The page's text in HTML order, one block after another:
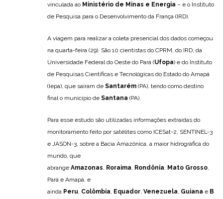
vinculada ao Ministério de Minas e Energia – e o Instituto
de Pesquisa para o Desenvolvimento da França (IRD).
A viagem para realizar a coleta presencial dos dados começou
na quarta-feira (29). São 10 cientistas do CPRM, do IRD, da
Universidade Federal do Oeste do Pará (Ufopa) e do Instituto
de Pesquisas Científicas e Tecnológicas do Estado do Amapá
(Iepa), que saíram de Santarém (PA), tendo como destino
final o município de Santana (PA).
Para esse estudo são utilizadas informações extraídas do
monitoramento feito por satélites como ICESat-2, SENTINEL-3
e JASON-3, sobre a Bacia Amazônica, a maior hidrográfica do
mundo, que
abrange Amazonas, Roraima, Rondônia, Mato Grosso,
Pará e Amapá, e
ainda Peru, Colômbia, Equador, Venezuela, Guiana e B